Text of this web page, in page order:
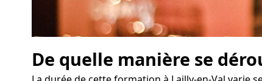
De quelle manière se